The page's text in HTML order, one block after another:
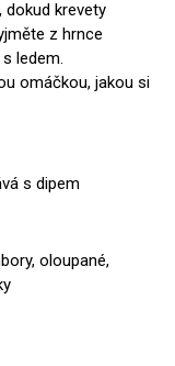
dokud krevety
z hrnce
ledem.
omáčkou, jakou si
s dipem
oloupané,